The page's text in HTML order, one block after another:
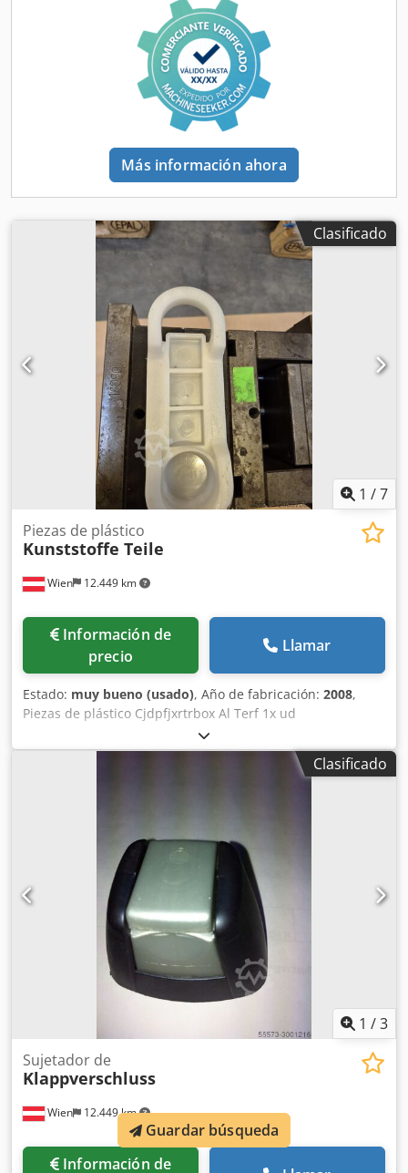
Más información ahora
Clasificado
1 /7
Wien 12.449 km
Piezas de plástico
Kunststoffe Teile
Información de
precio
Llamar
Estado: muy bueno (usado), Año de fabricación: 2008,
Piezas de plástico Cjdpfjxrtrbox Al Terf 1x ud
Clasificado
1 /3
Wien 12.449 km
Sujetador de
Klappverschluss
Información de
Guardar búsqueda